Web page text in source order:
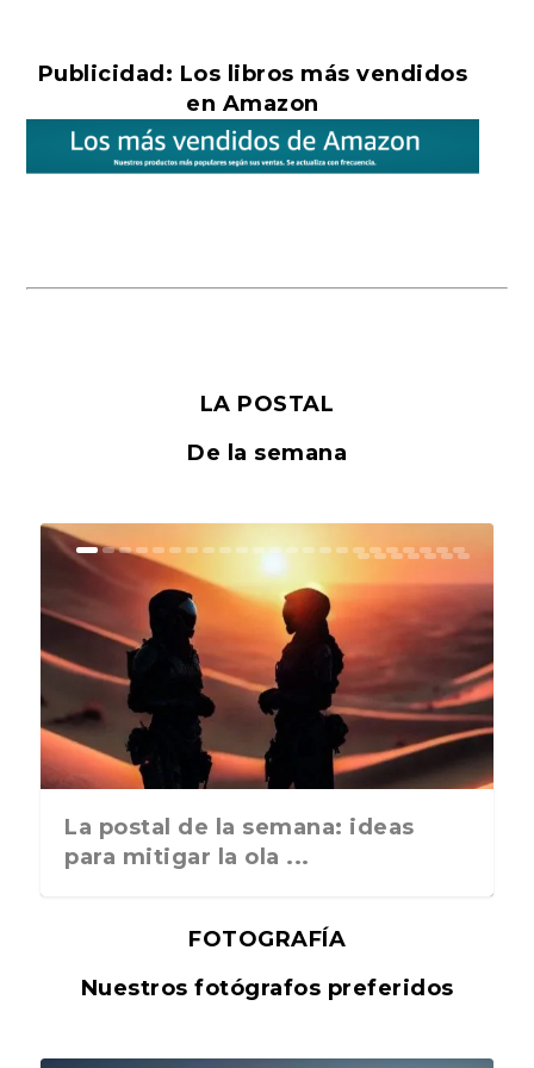
Publicidad: Los libros más vendidos
en Amazon
LA POSTAL
De la semana
La postal de la semana: ideas
para mitigar la ola ...
FOTOGRAFÍA
Nuestros fotógrafos preferidos